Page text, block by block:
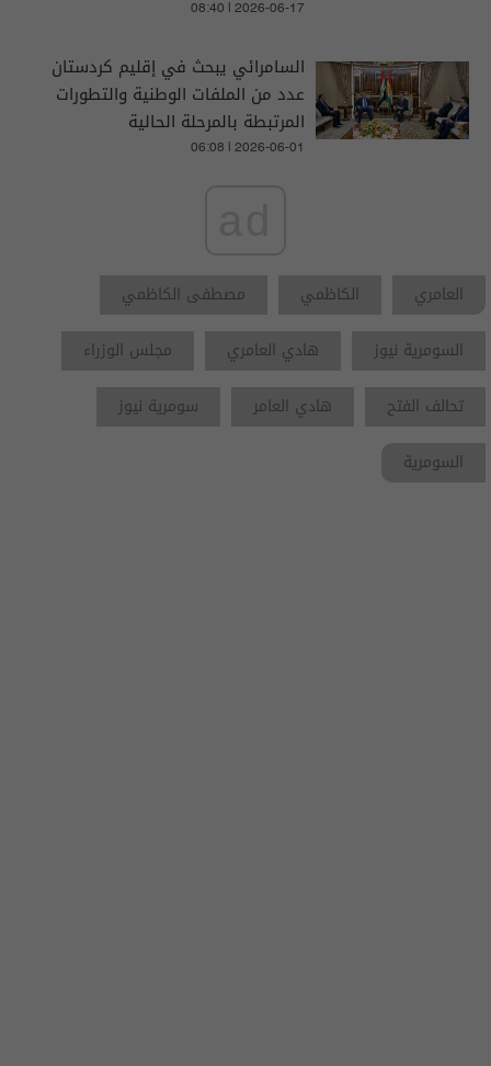
08:40 | 2026-06-17
السامرائي يبحث في إقليم كردستان
عدد من الملفات الوطنية والتطورات
المرتبطة بالمرحلة الحالية
06:08 | 2026-06-01
العامري الكاظمي
مصطفى الكاظمي
السومرية نيوز
هادي العامري
مجلس الوزراء
تحالف الفتح
هادي العامر
سومرية نيوز
السومرية